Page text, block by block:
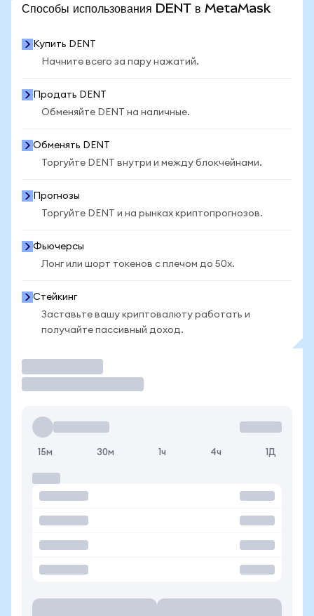
Способы использования DENT в MetaMask
Купить DENT
Начните всего за пару нажатий.
Продать DENT
Обменяйте DENT на наличные.
Обменять DENT
Торгуйте DENT внутри и между блокчейнами.
Прогнозы
Торгуйте DENT и на рынках криптопрогнозов.
Фьючерсы
Лонг или шорт токенов с плечом до 50x.
Стейкинг
Заставьте вашу криптовалюту работать и
получайте пассивный доход.
15м 30м 1ч 4ч 1Д